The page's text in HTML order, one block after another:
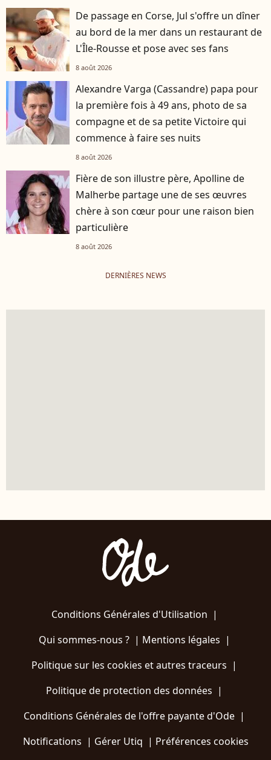
De passage en Corse, Jul s'offre un dîner
au bord de la mer dans un restaurant de
L'Île-Rousse et pose avec ses fans
8 août 2026
Alexandre Varga (Cassandre) papa pour
la première fois à 49 ans, photo de sa
compagne et de sa petite Victoire qui
commence à faire ses nuits
8 août 2026
Fière de son illustre père, Apolline de
Malherbe partage une de ses œuvres
chère à son cœur pour une raison bien
particulière
8 août 2026
DERNIÈRES NEWS
Conditions Générales d'Utilisation |
Qui sommes-nous ?| Mentions légales |
Politique sur les cookies et autres traceurs |
Politique de protection des données |
Conditions Générales de l'offre payante d'Ode |
Notifications | Gérer Utiq | Préférences cookies